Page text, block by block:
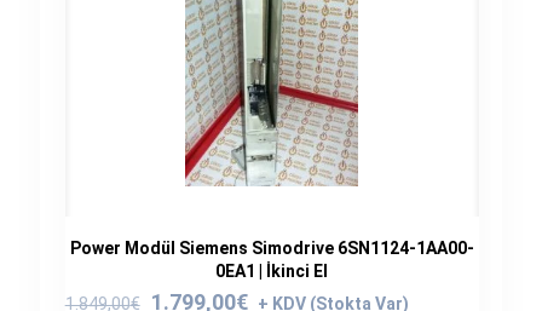
Power Modül Siemens Simodrive 6SN1124-1AA00-
0EA1 | İkinci El
1.849,00€
Orijinal
1.799,00€
Şu